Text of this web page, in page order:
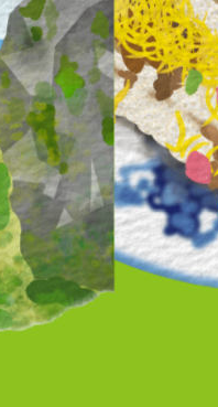
ABOUT
日本橋長崎館とは
LATEST NEWS
お知らせ
PRODUCT INFORMATION
商品情報